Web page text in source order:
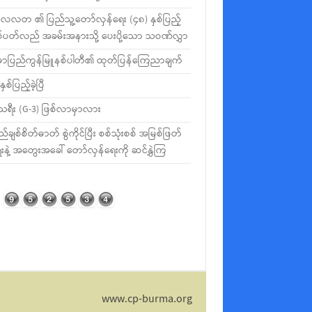
လတ ၏ ပြည်သူ့တော်လှန်ရေး (၄၈) နှစ်ပြည့်
ပတ်လည် အခမ်းအနားသို့ ပေးပို့သော သဝဏ်လွှာ
ာပြည်ကွန်မြူနစ်ပါတီ၏ ထုတ်ပြန်ကြေညာချက်
နှစ်ပြည့်ခဲ့ပြီ
ရီး (G-3) ဖြစ်လာမှာလား
ချစ်စိတ်ဓာတ် စွဲကိုင်ပြီး စစ်သုံးစစ် အမြစ်ဖြတ်
းနဲ့ အတွေးအခေါ် တော်လှန်ရေးကို ဆင်နွှဲကြ
www.cp-burma.org